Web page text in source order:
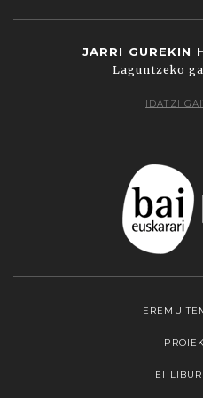
JARRI GUREKIN
Laguntzeko
IDATZI
EREMU
EI